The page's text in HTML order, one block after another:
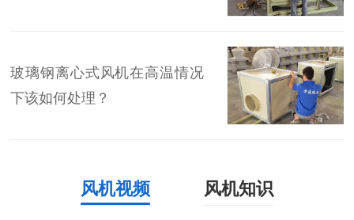
玻璃钢离心式风机在高温情况
下该如何处理？
风机视频 风机知识